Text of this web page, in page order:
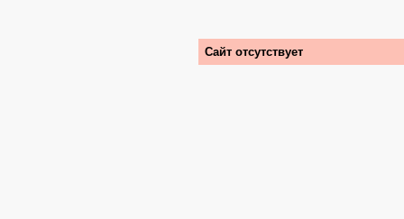
Сайт отсутствует